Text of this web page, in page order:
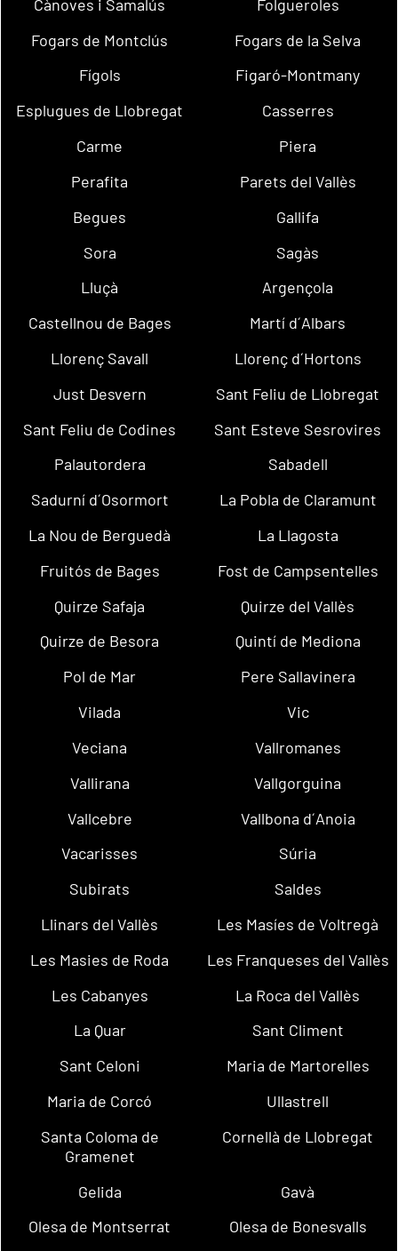
Cànoves i Samalús
Folgueroles
Fogars de Montclús
Fogars de la Selva
Fígols
Figaró-Montmany
Esplugues de Llobregat
Casserres
Carme
Piera
Perafita
Parets del Vallès
Begues
Gallifa
Sora
Sagàs
Lluçà
Argençola
Castellnou de Bages
Martí d´Albars
Llorenç Savall
Llorenç d´Hortons
Just Desvern
Sant Feliu de Llobregat
Sant Feliu de Codines
Sant Esteve Sesrovires
Palautordera
Sabadell
Sadurní d´Osormort
La Pobla de Claramunt
La Nou de Berguedà
La Llagosta
Fruitós de Bages
Fost de Campsentelles
Quirze Safaja
Quirze del Vallès
Quirze de Besora
Quintí de Mediona
Pol de Mar
Pere Sallavinera
Vilada
Vic
Veciana
Vallromanes
Vallirana
Vallgorguina
Vallcebre
Vallbona d´Anoia
Vacarisses
Súria
Subirats
Saldes
Llinars del Vallès
Les Masíes de Voltregà
Les Masies de Roda
Les Franqueses del Vallès
Les Cabanyes
La Roca del Vallès
La Quar
Sant Climent
Sant Celoni
Maria de Martorelles
Maria de Corcó
Ullastrell
Santa Coloma de
Gramenet
Cornellà de Llobregat
Gelida
Gavà
Olesa de Montserrat
Olesa de Bonesvalls